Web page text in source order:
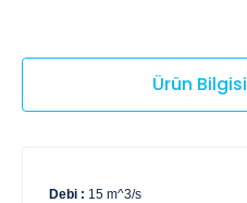
Ürün Bilgisi
Debi : 15 m^3/s